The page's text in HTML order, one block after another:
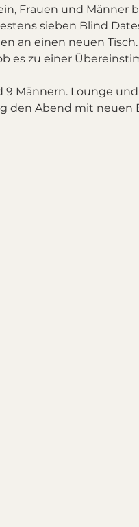
Frauen und Männer
sieben Blind
an einen neuen
es zu einer
Männern. Lounge
den Abend mit neuen